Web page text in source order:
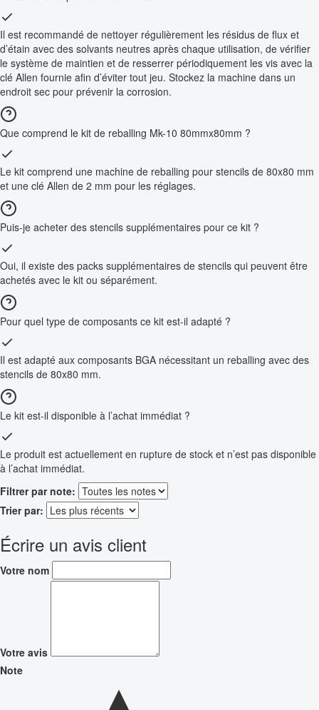
Il est recommandé de nettoyer régulièrement les résidus de flux et
d’étain avec des solvants neutres après chaque utilisation, de vérifier
le système de maintien et de resserrer périodiquement les vis avec la
clé Allen fournie afin d’éviter tout jeu. Stockez la machine dans un
endroit sec pour prévenir la corrosion.
Que comprend le kit de reballing Mk-10 80mmx80mm ?
Le kit comprend une machine de reballing pour stencils de 80x80 mm
et une clé Allen de 2 mm pour les réglages.
Puis-je acheter des stencils supplémentaires pour ce kit ?
Oui, il existe des packs supplémentaires de stencils qui peuvent être
achetés avec le kit ou séparément.
Pour quel type de composants ce kit est-il adapté ?
Il est adapté aux composants BGA nécessitant un reballing avec des
stencils de 80x80 mm.
Le kit est-il disponible à l’achat immédiat ?
Le produit est actuellement en rupture de stock et n’est pas disponible
à l’achat immédiat.
Filtrer par note:
Trier par:
Écrire un avis client
Votre nom
Votre avis
Note